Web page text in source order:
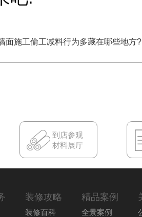
面施工偷工减料行为多藏在哪些地方?
到店参观
材料展厅
装修攻略
装修百科
精品案例
全景案例